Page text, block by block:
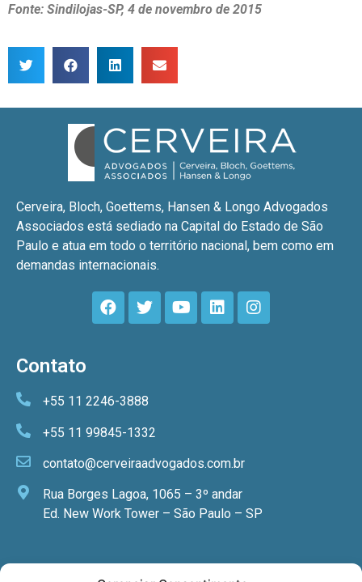
Fonte: Sindilojas-SP, 4 de novembro de 2015
Cerveira, Bloch, Goettems, Hansen & Longo Advogados
Associados está sediado na Capital do Estado de São
Paulo e atua em todo o território nacional, bem como em
demandas internacionais.
Contato
+55 11 2246-3888
+55 11 99845-1332
contato@cerveiraadvogados.com.br
Rua Borges Lagoa, 1065 – 3º andar
Ed. New Work Tower – São Paulo – SP